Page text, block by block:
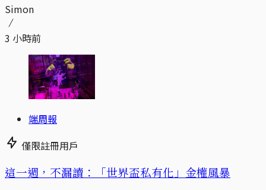
Simon
3 小時前
端周報
僅限註冊用戶
這一週，不漏讀：「世界盃私有化」金權風暴